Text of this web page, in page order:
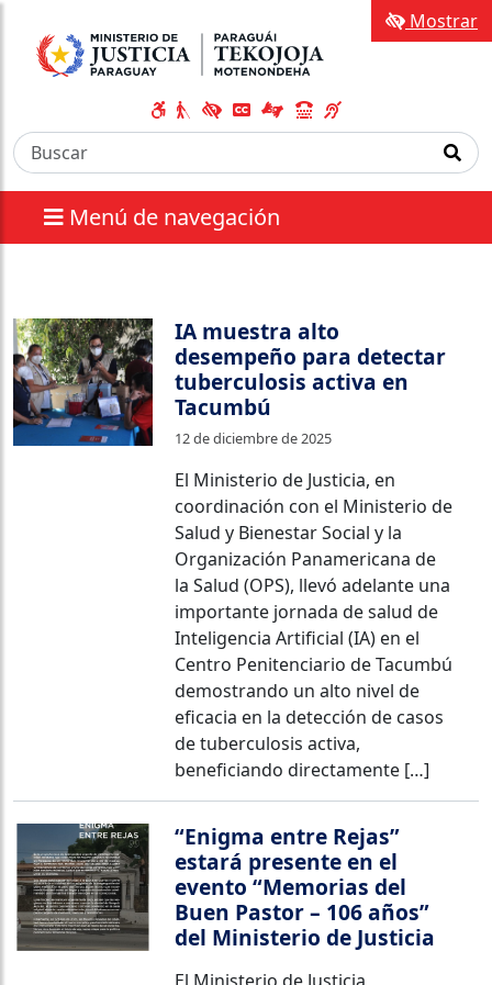
Menú de navegación
Mostrar
IA muestra alto
desempeño para detectar
tuberculosis activa en
Tacumbú
12 de diciembre de 2025
El Ministerio de Justicia, en
coordinación con el Ministerio de
Salud y Bienestar Social y la
Organización Panamericana de
la Salud (OPS), llevó adelante una
importante jornada de salud de
Inteligencia Artificial (IA) en el
Centro Penitenciario de Tacumbú
demostrando un alto nivel de
eficacia en la detección de casos
de tuberculosis activa,
beneficiando directamente […]
“Enigma entre Rejas”
estará presente en el
evento “Memorias del
Buen Pastor – 106 años”
del Ministerio de Justicia